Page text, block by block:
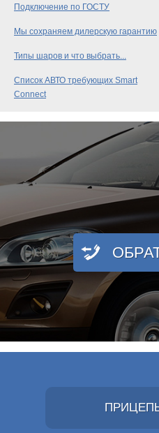
Подключение по ГОСТУ
Мы сохраняем дилерскую гарантию
Типы шаров и что выбрать...
Список АВТО требующих Smart
Connect